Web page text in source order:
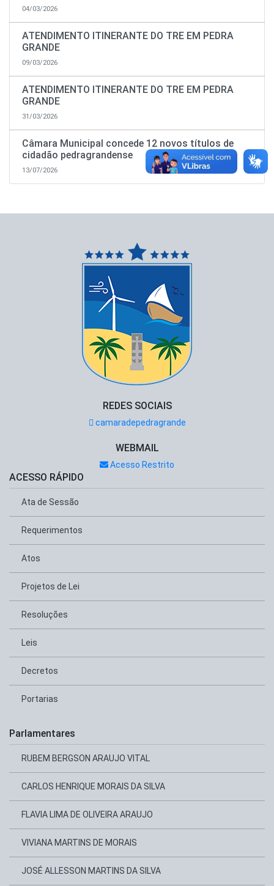
04/03/2026
ATENDIMENTO ITINERANTE DO TRE EM PEDRA
GRANDE
09/03/2026
ATENDIMENTO ITINERANTE DO TRE EM PEDRA
GRANDE
31/03/2026
Câmara Municipal concede 12 novos títulos de
cidadão pedragrandense
13/07/2026
REDES SOCIAIS
camaradepedragrande
WEBMAIL
Acesso Restrito
ACESSO RÁPIDO
Ata de Sessão
Requerimentos
Atos
Projetos de Lei
Resoluções
Leis
Decretos
Portarias
Parlamentares
RUBEM BERGSON ARAUJO VITAL
CARLOS HENRIQUE MORAIS DA SILVA
FLAVIA LIMA DE OLIVEIRA ARAUJO
VIVIANA MARTINS DE MORAIS
JOSÉ ALLESSON MARTINS DA SILVA